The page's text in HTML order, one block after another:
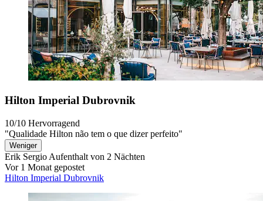
Hilton Imperial Dubrovnik
10/10 Hervorragend
"Qualidade Hilton não tem o que dizer perfeito"
Weniger
Erik Sergio Aufenthalt von 2 Nächten
Vor 1 Monat gepostet
Hilton Imperial Dubrovnik